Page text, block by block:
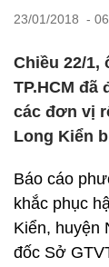
23/01/2018 -
Chiều 22/1,
TP.HCM
các đơn vị
Long Kiển
Báo cáo
khắc phục
Kiển, huyện
đốc Sở